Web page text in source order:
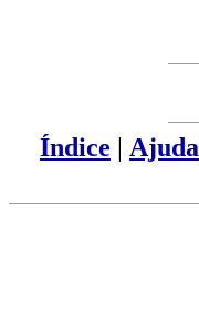
Índice | Ajuda